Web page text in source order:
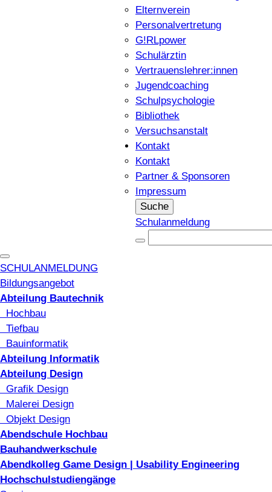
Elternverein
Personalvertretung
G!RLpower
Schulärztin
Vertrauenslehrer:innen
Jugendcoaching
Schulpsychologie
Bibliothek
Versuchsanstalt
Kontakt
Kontakt
Partner & Sponsoren
Impressum
Suche
Schulanmeldung
SCHULANMELDUNG
Bildungsangebot
Abteilung Bautechnik
Hochbau
Tiefbau
Bauinformatik
Abteilung Informatik
Abteilung Design
Grafik Design
Malerei Design
Objekt Design
Abendschule Hochbau
Bauhandwerkschule
Abendkolleg Game Design | Usability Engineering
Hochschulstudiengänge